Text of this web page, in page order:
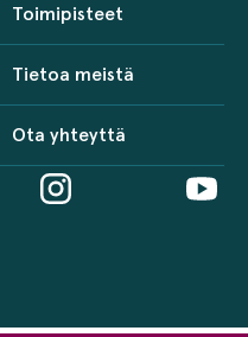
Toimipisteet
Tietoa meistä
Ota yhteyttä